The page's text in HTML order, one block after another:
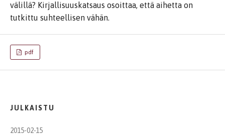
välillä? Kirjallisuuskatsaus osoittaa, että aihetta on
tutkittu suhteellisen vähän.
pdf
JULKAISTU
2015-02-15